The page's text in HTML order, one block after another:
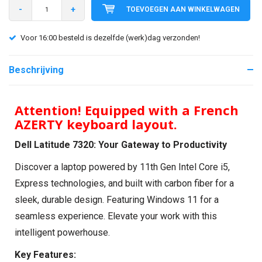
- + TOEVOEGEN AAN WINKELWAGEN
Voor 16:00 besteld is dezelfde (werk)dag verzonden!
Beschrijving
Attention! Equipped with a French
AZERTY keyboard layout.
Dell Latitude 7320: Your Gateway to Productivity
Discover a laptop powered by 11th Gen Intel Core i5,
Express technologies, and built with carbon fiber for a
sleek, durable design. Featuring Windows 11 for a
seamless experience. Elevate your work with this
intelligent powerhouse.
Key Features: